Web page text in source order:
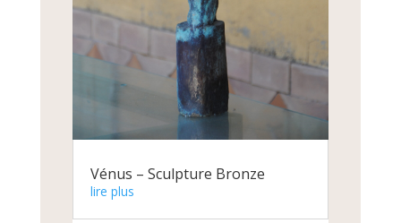
Vénus – Sculpture Bronze
lire plus